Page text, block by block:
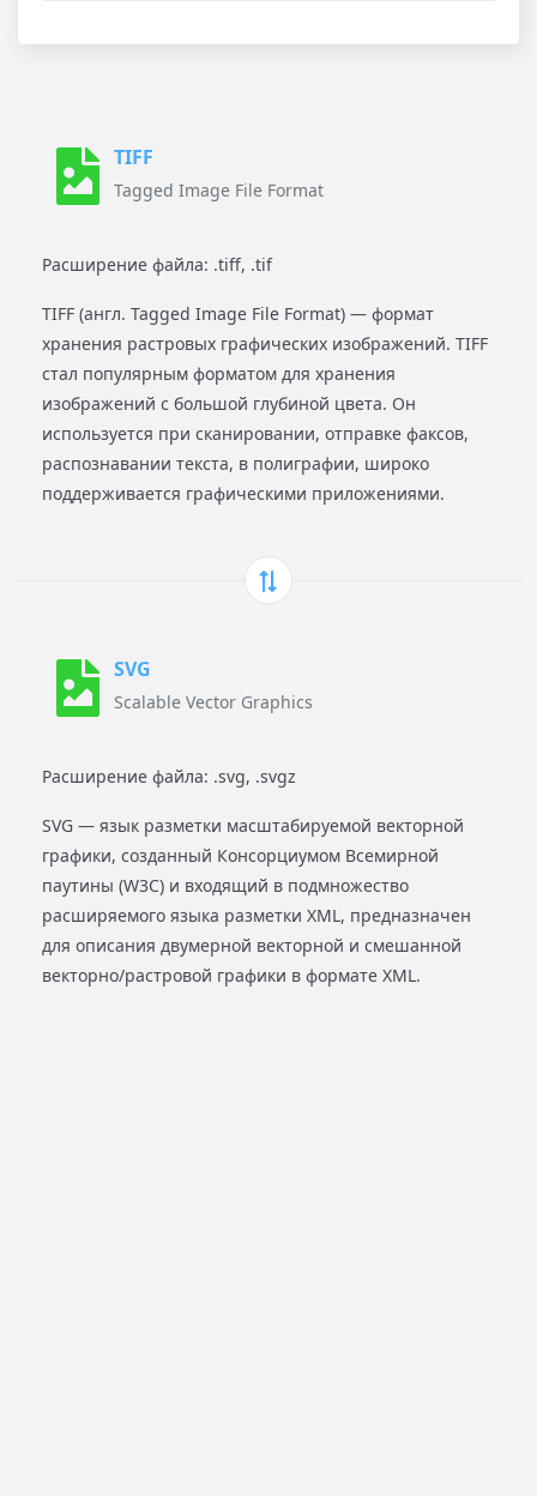
TIFF
Tagged Image File Format
Расширение файла: .tiff, .tif
TIFF (англ. Tagged Image File Format) — формат
хранения растровых графических изображений. TIFF
стал популярным форматом для хранения
изображений с большой глубиной цвета. Он
используется при сканировании, отправке факсов,
распознавании текста, в полиграфии, широко
поддерживается графическими приложениями.
SVG
Scalable Vector Graphics
Расширение файла: .svg, .svgz
SVG — язык разметки масштабируемой векторной
графики, созданный Консорциумом Всемирной
паутины (W3C) и входящий в подмножество
расширяемого языка разметки XML, предназначен
для описания двумерной векторной и смешанной
векторно/растровой графики в формате XML.